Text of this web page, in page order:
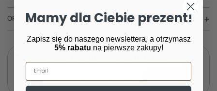
OPINIE (0)
Zadaj pytanie a my odpowiemy niezwłocznie,
Mamy dla Ciebie prezent!
Zapisz się do naszego newslettera, a otrzymasz
5% rabatu na pierwsze zakupy!
Email